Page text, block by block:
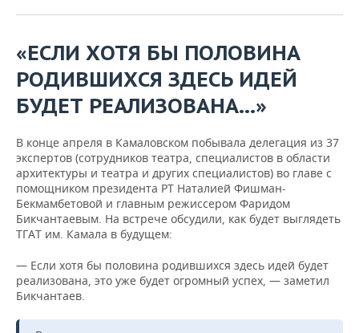
«ЕСЛИ ХОТЯ БЫ ПОЛОВИНА
РОДИВШИХСЯ ЗДЕСЬ ИДЕЙ
БУДЕТ РЕАЛИЗОВАНА...»
В конце апреля в Камаловском побывала делегация из 37
экспертов (сотрудников театра, специалистов в области
архитектуры и театра и других специалистов) во главе с
помощником президента РТ Наталией Фишман-
Бекмамбетовой и главным режиссером Фаридом
Бикчантаевым. На встрече обсудили, как будет выглядеть
ТГАТ им. Камала в будущем:
— Если хотя бы половина родившихся здесь идей будет
реализована, это уже будет огромный успех, — заметил
Бикчантаев.